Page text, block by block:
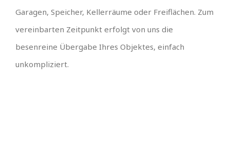
Garagen, Speicher, Kellerräume oder Freiflächen. Zum
vereinbarten Zeitpunkt erfolgt von uns die
besenreine Übergabe Ihres Objektes, einfach
unkompliziert.